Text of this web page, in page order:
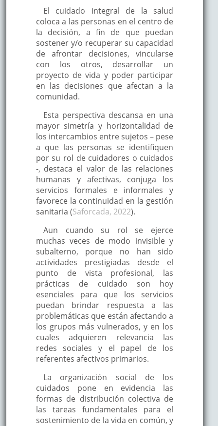
El cuidado integral de la salud
coloca a las personas en el centro de
la decisión, a fin de que puedan
sostener y/o recuperar su capacidad
de afrontar decisiones, vincularse
con los otros, desarrollar un
proyecto de vida y poder participar
en las decisiones que afectan a la
comunidad.
Esta perspectiva descansa en una
mayor simetría y horizontalidad de
los intercambios entre sujetos – pese
a que las personas se identifiquen
por su rol de cuidadores o cuidados
-, destaca el valor de las relaciones
humanas y afectivas, conjuga los
servicios formales e informales y
favorece la continuidad en la gestión
sanitaria (Saforcada, 2022).
Aun cuando su rol se ejerce
muchas veces de modo invisible y
subalterno, porque no han sido
actividades prestigiadas desde el
punto de vista profesional, las
prácticas de cuidado son hoy
esenciales para que los servicios
puedan brindar respuesta a las
problemáticas que están afectando a
los grupos más vulnerados, y en los
cuales adquieren relevancia las
redes sociales y el papel de los
referentes afectivos primarios.
La organización social de los
cuidados pone en evidencia las
formas de distribución colectiva de
las tareas fundamentales para el
sostenimiento de la vida en común, y